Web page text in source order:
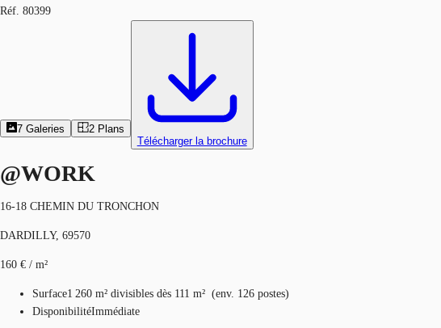
Réf. 80399
7 Galeries 2 Plans
Télécharger la brochure
@WORK
16-18 CHEMIN DU TRONCHON
DARDILLY, 69570
160 € / m²
Surface1 260 m² divisibles dès 111 m² (env. 126 postes)
DisponibilitéImmédiate